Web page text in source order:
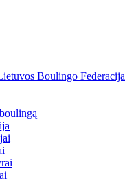
Boulingo Federacija